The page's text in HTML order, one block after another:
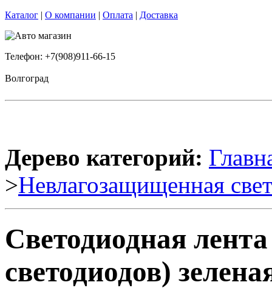
Каталог | О компании | Оплата | Доставка
Телефон: +7(908)911-66-15
Волгоград
Дерево категорий:
>Невлагозащищенная
Светодиодная
светодиодов)